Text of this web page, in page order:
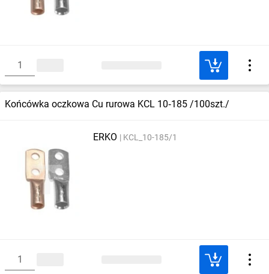
Końcówka oczkowa Cu rurowa KCL 10‑185 /100szt./
ERKO KCL_10-185/1